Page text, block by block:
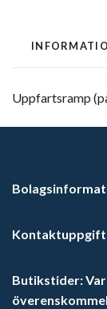
Uppfartsramp
Butikstider: